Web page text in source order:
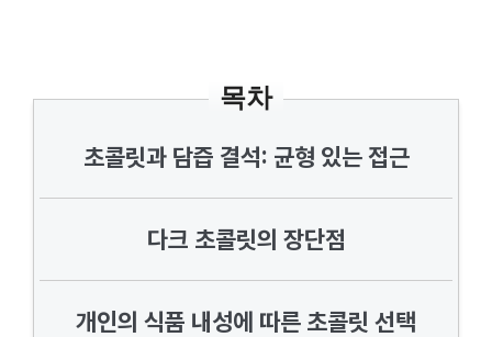
목차
초콜릿과 담즙 결석: 균형 있는 접근
다크 초콜릿의 장단점
개인의 식품 내성에 따른 초콜릿 선택